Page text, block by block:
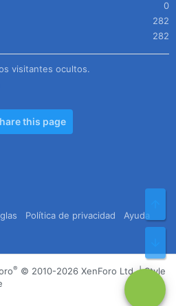
0
282
282
visitantes ocultos.
this page
Política de privacidad
Ayuda
® © 2010-2026 XenForo Ltd. |Style